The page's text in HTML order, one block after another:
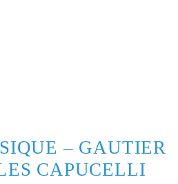
– GAUTIER
CAPUCELLI